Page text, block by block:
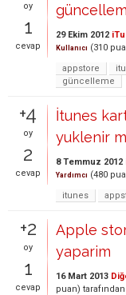
oy
1
cevap
29 Ekim 2012
Kullanıcı (310
appstore
güncelleme
+4
oy
2
cevap
İtunes
yuklenir
8 Temmuz 2012
Yardımcı (480
itunes
+2
oy
1
cevap
Apple
yaparim
16 Mart 2013
puan) tarafından